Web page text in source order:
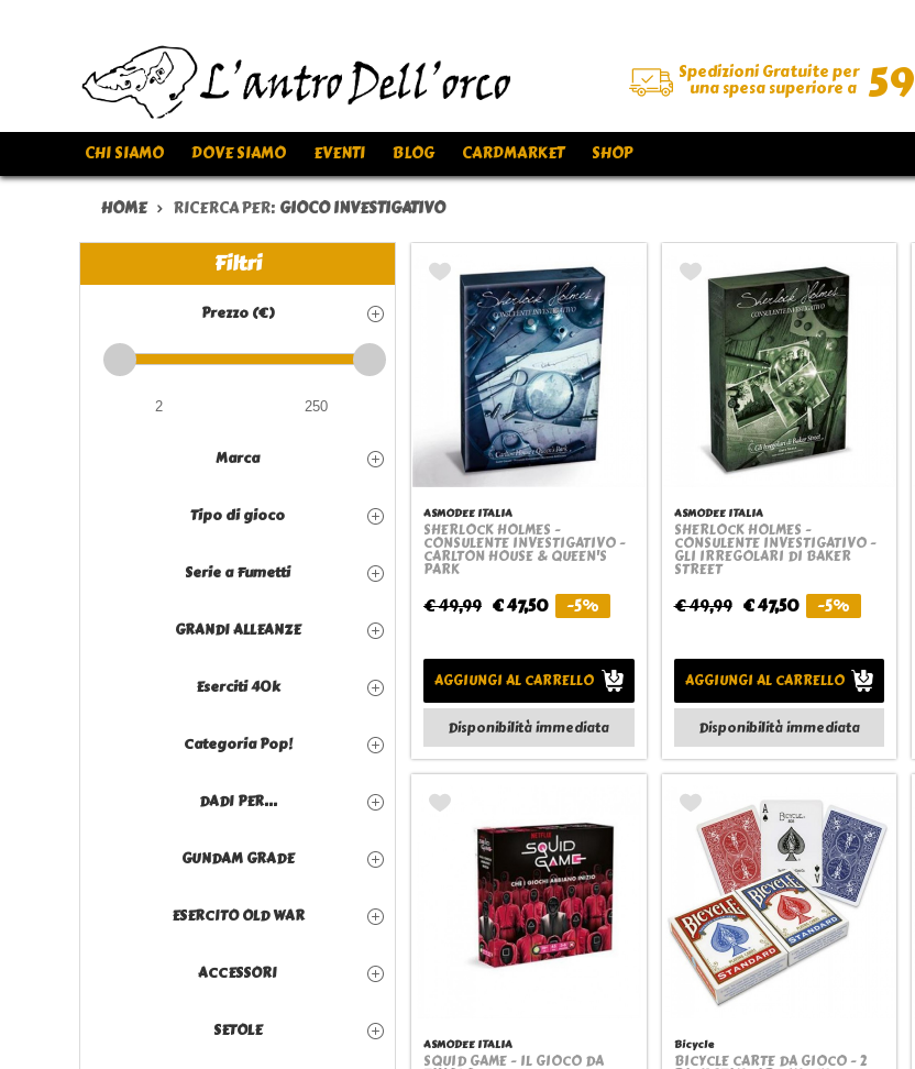
Spedizioni Gratuite per
una spesa superiore a 59
CHI SIAMO DOVE SIAMO EVENTI BLOG CARDMARKET SHOP
HOME RICERCA PER: GIOCO INVESTIGATIVO
Filtri
Prezzo (€)
Marca
Tipo di gioco
Serie a Fumetti
GRANDI ALLEANZE
Eserciti 40k
Categoria Pop!
DADI PER...
GUNDAM GRADE
ESERCITO OLD WAR
ACCESSORI
SETOLE
Quickview
ASMODEE ITALIA
SHERLOCK HOLMES -
CONSULENTE INVESTIGATIVO -
CARLTON HOUSE & QUEEN'S
PARK
€ 49,99 € 47,50 -5%
AGGIUNGI AL CARRELLO
Disponibilità immediata
Quickview
ASMODEE ITALIA
SHERLOCK HOLMES -
CONSULENTE INVESTIGATIVO -
GLI IRREGOLARI DI BAKER
STREET
€ 49,99 € 47,50 -5%
AGGIUNGI AL CARRELLO
Disponibilità immediata
ASMODEE ITALIA
SQUID GAME - IL GIOCO DA
Bicycle
BICYCLE CARTE DA GIOCO - 2